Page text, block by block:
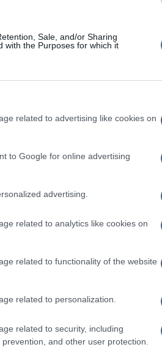
Sale, and/or Sharing
with the Purposes for which it
related to advertising like cookies on
to Google for online advertising
advertising.
related to analytics like cookies on
related to functionality of the website
related to personalization.
related to security, including
and other user protection.
all’iniziativa
Vermentino.
di Olbia):
tecnica
durante la
di Sardegna,
allestito un
degustare le
Liguria,
alcune Cantine
alle Case Editrici ed
di cogliere, in